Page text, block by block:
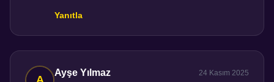
Yanıtla
Ayşe Yılmaz 24 Kasım 2025